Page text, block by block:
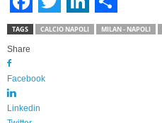
F
a
c
e
b
T
i
t
L
S
TAGS CALCIO NAPOLI MILAN - NAPOLI
Share
Facebook
Linkedin